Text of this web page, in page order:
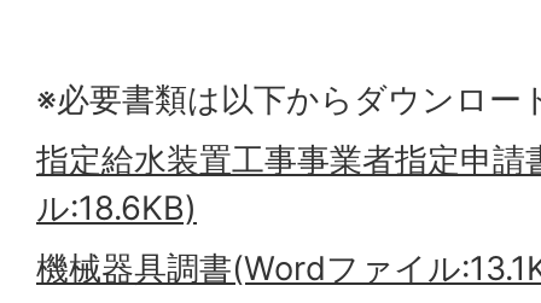
※必要書類は以下からダウンロー
指定給水装置工事事業者指定申
ル:18.6KB)
機械器具調書(Wordファイル